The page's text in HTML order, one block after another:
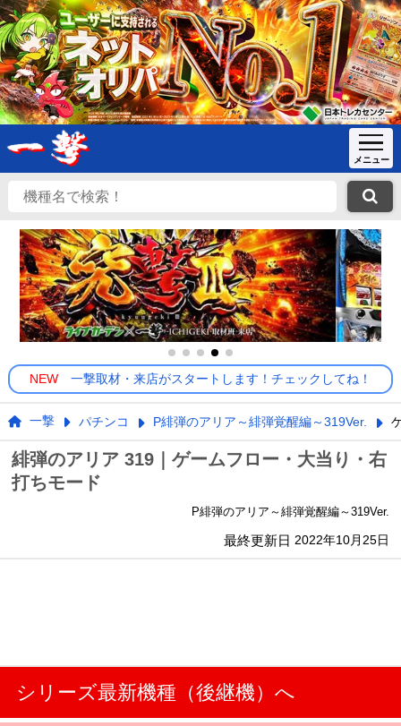
NEW 一撃取材・来店がスタートします！チェックしてね！
一撃 パチンコ P緋弾のアリア～緋弾覚醒編～319Ver.
緋弾のアリア 319｜ゲームフロー・大当り・右
打ちモード
P緋弾のアリア～緋弾覚醒編～319Ver.
最終更新日 2022年10月25日
シリーズ最新機種（後継機）へ